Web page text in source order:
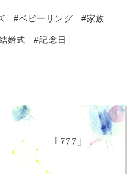
#ベビーリング #家族
婚式 #記念日
「777」